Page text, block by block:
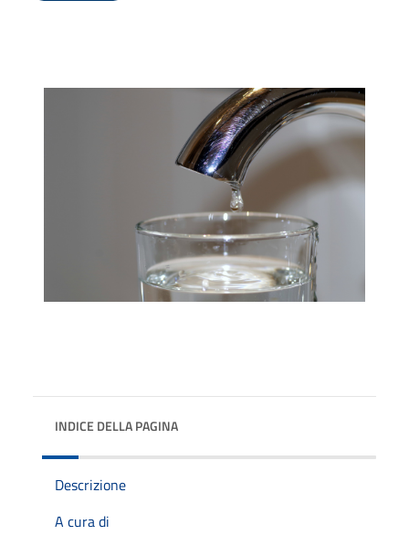
INDICE DELLA PAGINA
Descrizione
A cura di